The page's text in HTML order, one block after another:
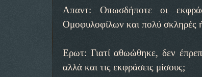
Απαντ: Οπωσδήποτε οι
Ομοφυλοφίλων και πολύ σκληρές
Ερωτ: Γιατί αθωώθηκε, δεν
αλλά και τις εκφράσεις μίσους;